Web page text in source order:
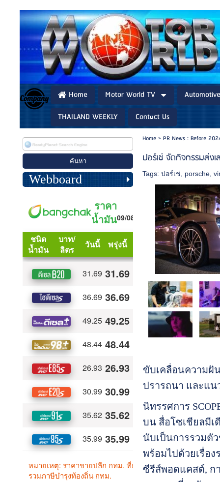
Home Motor World TV
THAILAND WEEKLY
Contact Us
Webboard
Home> PR News : Before
ปอร์เช่ จัดกิจกรรมส่ง
Tags:ปอร์เช่ porsche ,
ขับเคลื่อนความฝั
ปรารถนา และแ
นิทรรศการ
บน สื่อโซเชียลมีเ
นับเป็นการรวมตั
พร้อมไปด้วยเรื่อ
ซีรีส์พอดแคสต์, ก